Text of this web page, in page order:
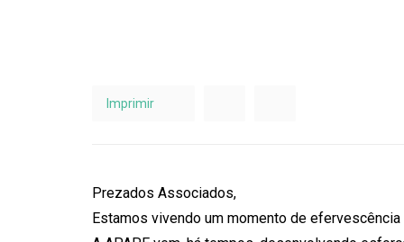
Imprimir
Prezados Associados,
Estamos vivendo um momento de